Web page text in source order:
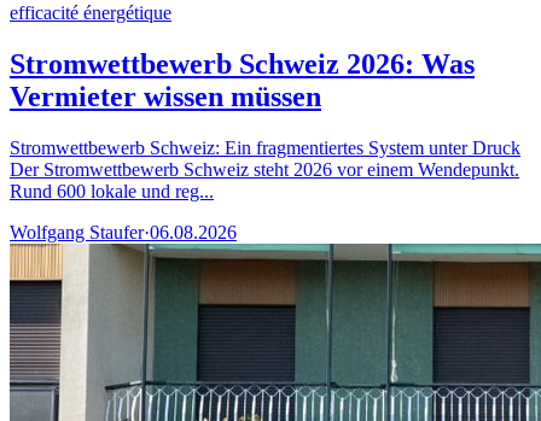
efficacité énergétique
Stromwettbewerb Schweiz 2026: Was
Vermieter wissen müssen
Stromwettbewerb Schweiz: Ein fragmentiertes System unter Druck
Der Stromwettbewerb Schweiz steht 2026 vor einem Wendepunkt.
Rund 600 lokale und reg...
Wolfgang Staufer·06.08.2026